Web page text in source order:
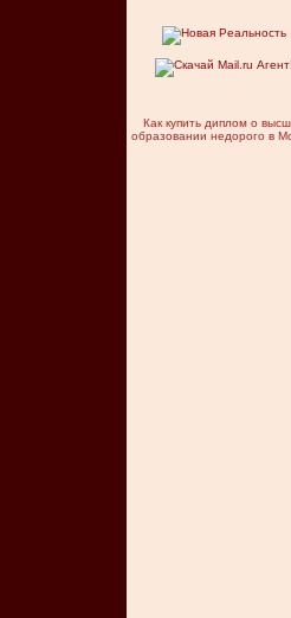
Как купить диплом о
образовании недорого в